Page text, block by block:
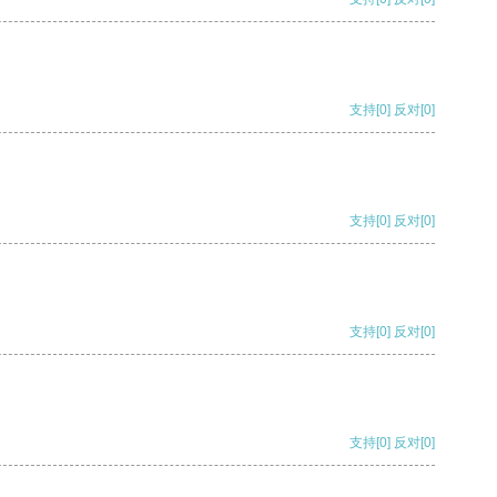
支持[0] 反对[0]
支持[0] 反对[0]
支持[0] 反对[0]
支持[0] 反对[0]